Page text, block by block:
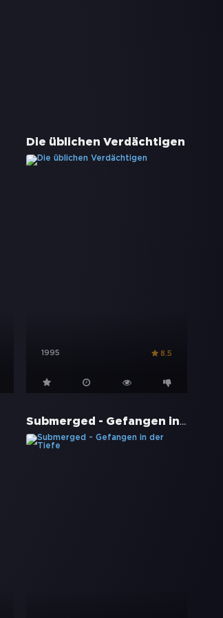
Die üblichen Verdächtigen
1995 8.5
Submerged - Gefangen in der Tiefe